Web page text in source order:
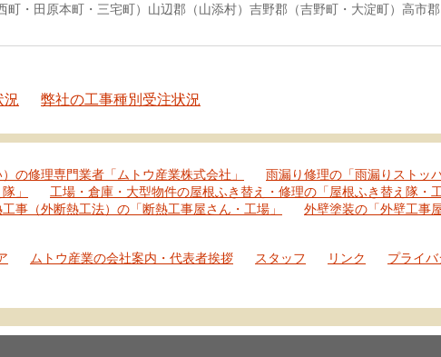
・田原本町・三宅町）山辺郡（山添村）吉野郡（吉野町・大淀町）高市郡
況 弊社の工事種別受注状況
の修理専門業者「ムトウ産業株式会社」 雨漏り修理の「雨漏りストッパ
」
工場・倉庫・大型物件の屋根ふき替え・修理の「屋根ふき替え隊・工
事（外断熱工法）の「断熱工事屋さん・工場」 外壁塗装の「外壁工事
ムトウ産業の会社案内・代表者挨拶 スタッフ リンク プライ